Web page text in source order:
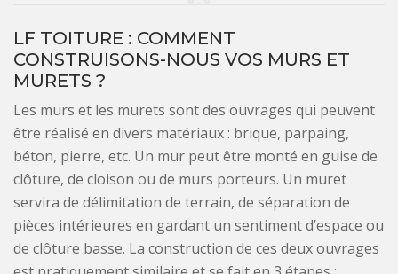
LF TOITURE : COMMENT
CONSTRUISONS-NOUS VOS MURS ET
MURETS ?
Les murs et les murets sont des ouvrages qui peuvent
être réalisé en divers matériaux : brique, parpaing,
béton, pierre, etc. Un mur peut être monté en guise de
clôture, de cloison ou de murs porteurs. Un muret
servira de délimitation de terrain, de séparation de
pièces intérieures en gardant un sentiment d’espace ou
de clôture basse. La construction de ces deux ouvrages